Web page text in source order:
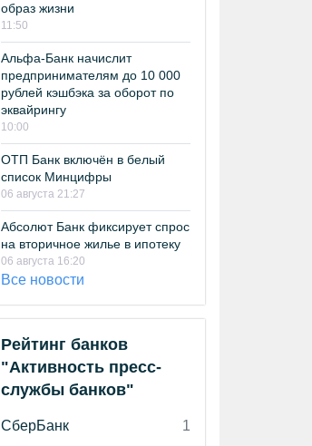
образ жизни
11:50
Альфа-Банк начислит
предпринимателям до 10 000
рублей кэшбэка за оборот по
эквайрингу
10:00
ОТП Банк включён в белый
список Минцифры
06 августа 21:27
Абсолют Банк фиксирует спрос
на вторичное жилье в ипотеку
06 августа 16:20
Все новости
Рейтинг банков
"Активность пресс-
службы банков"
СберБанк
1